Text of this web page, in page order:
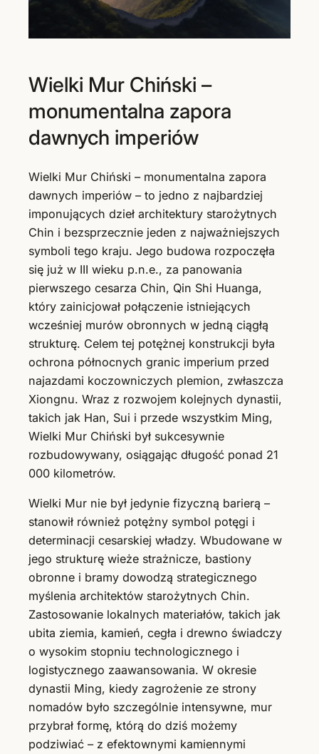
Wielki Mur Chiński –
monumentalna zapora
dawnych imperiów
Wielki Mur Chiński – monumentalna zapora
dawnych imperiów – to jedno z najbardziej
imponujących dzieł architektury starożytnych
Chin i bezsprzecznie jeden z najważniejszych
symboli tego kraju. Jego budowa rozpoczęła
się już w III wieku p.n.e., za panowania
pierwszego cesarza Chin, Qin Shi Huanga,
który zainicjował połączenie istniejących
wcześniej murów obronnych w jedną ciągłą
strukturę. Celem tej potężnej konstrukcji była
ochrona północnych granic imperium przed
najazdami koczowniczych plemion, zwłaszcza
Xiongnu. Wraz z rozwojem kolejnych dynastii,
takich jak Han, Sui i przede wszystkim Ming,
Wielki Mur Chiński był sukcesywnie
rozbudowywany, osiągając długość ponad 21
000 kilometrów.
Wielki Mur nie był jedynie fizyczną barierą –
stanowił również potężny symbol potęgi i
determinacji cesarskiej władzy. Wbudowane w
jego strukturę wieże strażnicze, bastiony
obronne i bramy dowodzą strategicznego
myślenia architektów starożytnych Chin.
Zastosowanie lokalnych materiałów, takich jak
ubita ziemia, kamień, cegła i drewno świadczy
o wysokim stopniu technologicznego i
logistycznego zaawansowania. W okresie
dynastii Ming, kiedy zagrożenie ze strony
nomadów było szczególnie intensywne, mur
przybrał formę, którą do dziś możemy
podziwiać – z efektownymi kamiennymi